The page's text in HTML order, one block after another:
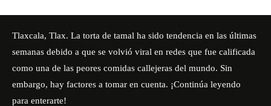
Tlaxcala, Tlax. La torta de tamal ha sido tendencia en las últimas
semanas debido a que se volvió viral en redes que fue calificada
como una de las peores comidas callejeras del mundo. Sin
embargo, hay factores a tomar en cuenta. ¡Continúa leyendo
para enterarte!